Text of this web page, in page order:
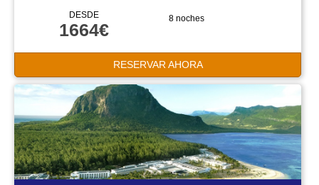
DESDE
1664€
8 noches
RESERVAR AHORA